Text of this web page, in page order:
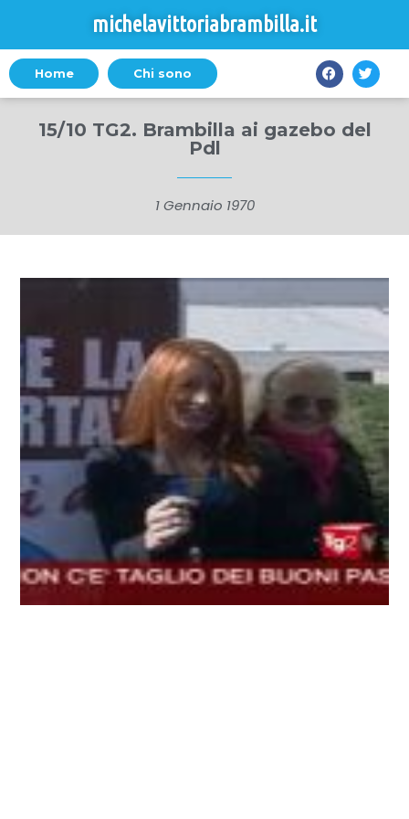
michelavittoriabrambilla.it
Home Chi sono
15/10 TG2. Brambilla ai gazebo del
Pdl
1 Gennaio 1970